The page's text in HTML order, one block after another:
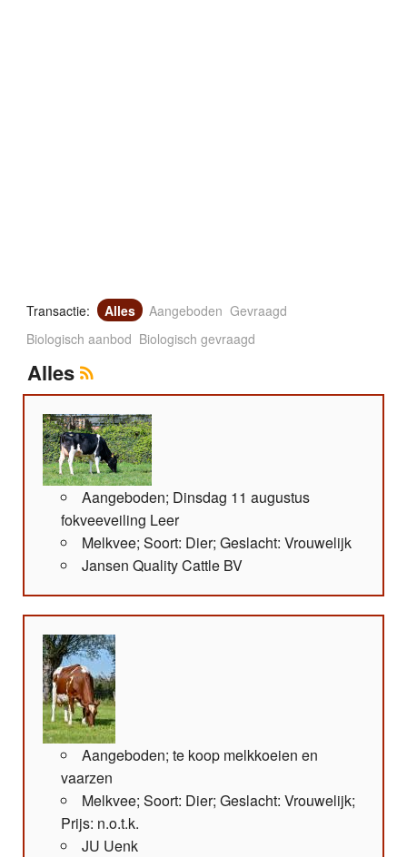
Transactie: Alles Aangeboden Gevraagd
Biologisch aanbod Biologisch gevraagd
Alles
Aangeboden; Dinsdag 11 augustus
fokveeveiling Leer
Melkvee; Soort: Dier; Geslacht: Vrouwelijk
Jansen Quality Cattle BV
Aangeboden; te koop melkkoeien en
vaarzen
Melkvee; Soort: Dier; Geslacht: Vrouwelijk;
Prijs: n.o.t.k.
JU Uenk